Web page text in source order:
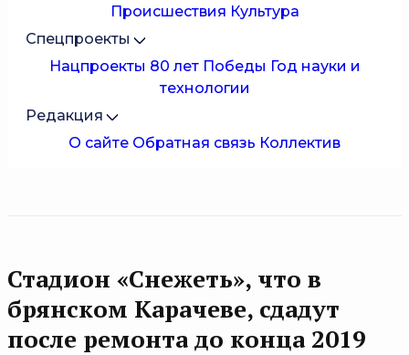
Происшествия Культура
Спецпроекты
Нацпроекты 80 лет Победы Год науки и
технологии
Редакция
О сайте Обратная связь Коллектив
Стадион «Снежеть», что в
брянском Карачеве, сдадут
после ремонта до конца 2019